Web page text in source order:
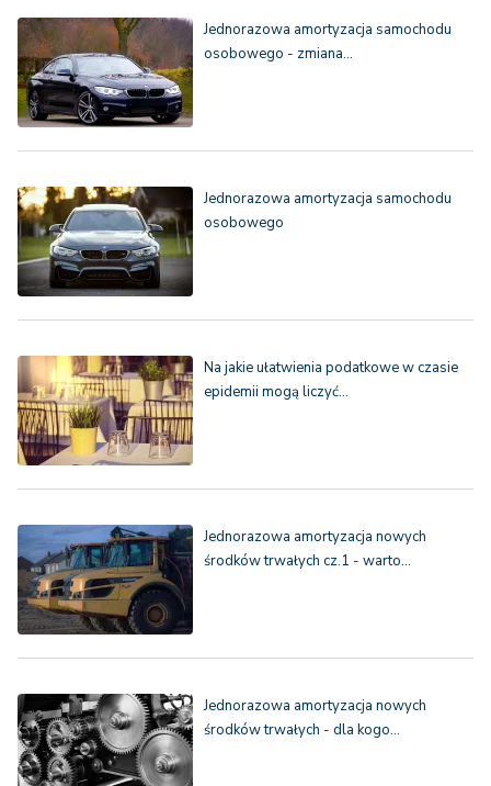
Jednorazowa amortyzacja samochodu
osobowego - zmiana…
Jednorazowa amortyzacja samochodu
osobowego
Na jakie ułatwienia podatkowe w czasie
epidemii mogą liczyć…
Jednorazowa amortyzacja nowych
środków trwałych cz.1 - warto…
Jednorazowa amortyzacja nowych
środków trwałych - dla kogo…